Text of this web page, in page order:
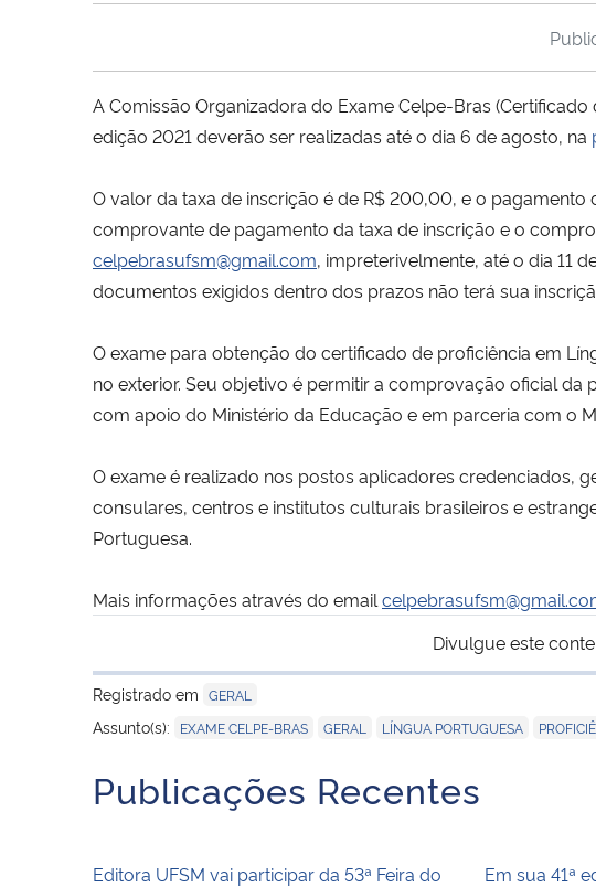
A Comissão Organizadora do Exame Celpe-Bras
edição 2021 deverão ser realizadas até o dia 6 de agosto, na
O valor da taxa de inscrição é de R$ 200,00, e o pagamento
comprovante de pagamento da taxa de inscrição e o
celpebrasufsm@gmail.com, impreterivelmente, até o dia 11
documentos exigidos dentro dos prazos não terá sua
O exame para obtenção do certificado de proficiência em
no exterior. Seu objetivo é permitir a comprovação oficial
com apoio do Ministério da Educação e em parceria com o
O exame é realizado nos postos aplicadores credenciados,
consulares, centros e institutos culturais brasileiros e
Portuguesa.
Mais informações através do email
Divulgue este
Registrado em GERAL
Assunto(s): EXAME CELPE-BRAS GERAL LÍNGUA PORTUGUESA
Publicações Recentes
Editora UFSM vai participar da 53ª Feira do
Em sua 41ª